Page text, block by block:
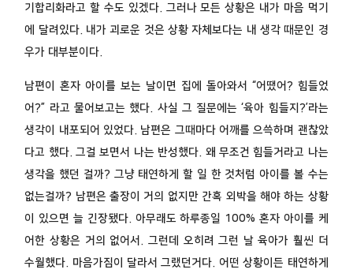
기합리화라고 할 수도 있겠다. 그러나 모든 상황은 내가 마음 먹기
에 달려있다. 내가 괴로운 것은 상황 자체보다는 내 생각 때문인 경
우가 대부분이다.
남편이 혼자 아이를 보는 날이면 집에 돌아와서 “어땠어? 힘들었
어?” 라고 물어보고는 했다. 사실 그 질문에는 ‘육아 힘들지?’라는
생각이 내포되어 있었다. 남편은 그때마다 어깨를 으쓱하며 괜찮았
다고 했다. 그걸 보면서 나는 반성했다. 왜 무조건 힘들거라고 나는
생각을 했던 걸까? 그냥 태연하게 할 일 한 것처럼 아이를 볼 수는
없는걸까? 남편은 출장이 거의 없지만 간혹 외박을 해야 하는 상황
이 있으면 늘 긴장됐다. 아무래도 하루종일 100% 혼자 아이를 케
어한 상황은 거의 없어서. 그런데 오히려 그런 날 육아가 훨씬 더
수월했다. 마음가짐이 달라서 그랬던거다. 어떤 상황이든 태연하게